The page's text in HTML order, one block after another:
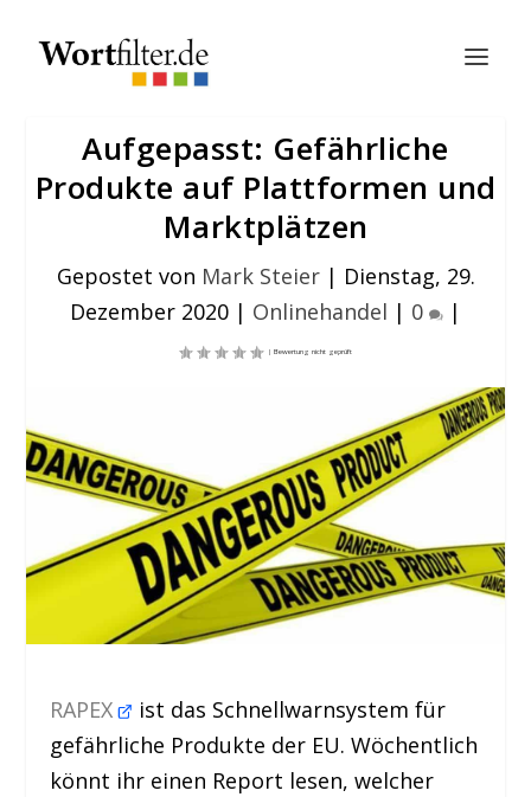
Aufgepasst: Gefährliche
Produkte auf Plattformen und
Marktplätzen
Gepostet von Mark Steier| Dienstag, 29.
Dezember 2020 | Onlinehandel | 0 |
RAPEX
ist das Schnellwarnsystem für
gefährliche Produkte der EU. Wöchentlich
könnt ihr einen Report lesen, welcher